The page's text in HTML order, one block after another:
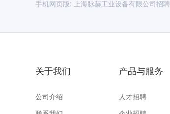
手机网页版: 上海脉赫工业设备有限公司招聘
关于我们
公司介绍
产品与服务
人才招聘